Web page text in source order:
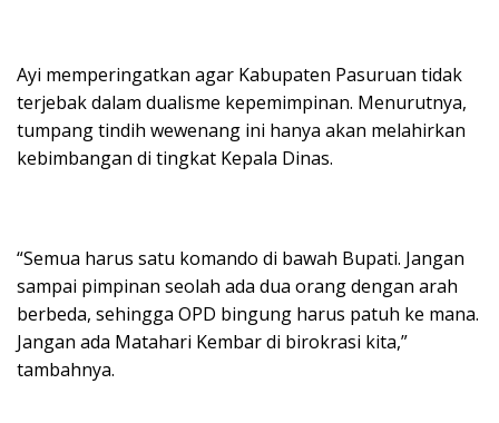
Ayi memperingatkan agar Kabupaten Pasuruan tidak
terjebak dalam dualisme kepemimpinan. Menurutnya,
tumpang tindih wewenang ini hanya akan melahirkan
kebimbangan di tingkat Kepala Dinas.
“Semua harus satu komando di bawah Bupati. Jangan
sampai pimpinan seolah ada dua orang dengan arah
berbeda, sehingga OPD bingung harus patuh ke mana.
Jangan ada Matahari Kembar di birokrasi kita,”
tambahnya.